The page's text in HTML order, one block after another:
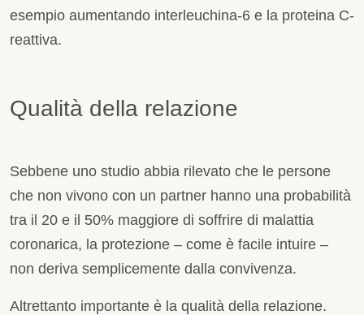
esempio aumentando interleuchina-6 e la proteina C-
reattiva.
Qualità della relazione
Sebbene uno studio abbia rilevato che le persone
che non vivono con un partner hanno una probabilità
tra il 20 e il 50% maggiore di soffrire di malattia
coronarica, la protezione – come è facile intuire –
non deriva semplicemente dalla convivenza.
Altrettanto importante è la qualità della relazione.